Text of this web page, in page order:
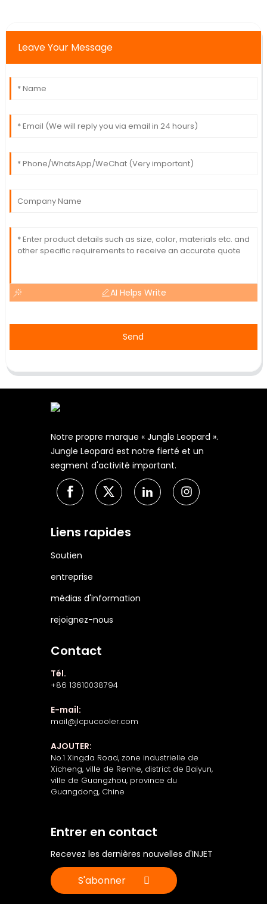
Leave Your Message
AI Helps Write
Send
Notre propre marque « Jungle Leopard ».
Jungle Leopard est notre fierté et un
segment d'activité important.
Liens rapides
Soutien
entreprise
médias d'information
rejoignez-nous
Contact
Tél.
+86 13610038794
E-mail:
mail@jlcpucooler.com
AJOUTER:
No.1 Xingda Road, zone industrielle de
Xicheng, ville de Renhe, district de Baiyun,
ville de Guangzhou, province du
Guangdong, Chine
Entrer en contact
Recevez les dernières nouvelles d'INJET
S'abonner